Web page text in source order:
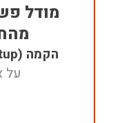
מודל
הקמה (Setup)
על